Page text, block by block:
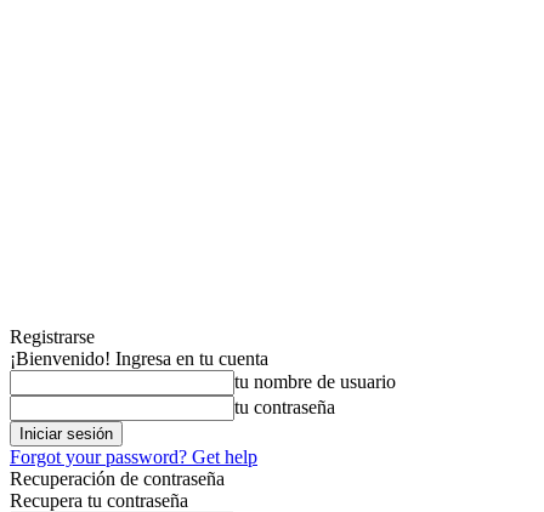
Registrarse
¡Bienvenido! Ingresa en tu cuenta
tu nombre de usuario
tu contraseña
Forgot your password? Get help
Recuperación de contraseña
Recupera tu contraseña